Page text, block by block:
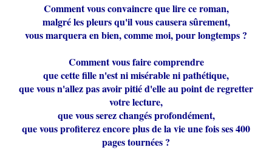
Comment vous convaincre que lire ce roman,
malgré les pleurs qu'il vous causera sûrement,
vous marquera en bien, comme moi, pour longtemps ?
Comment vous faire comprendre
que cette fille n'est ni misérable ni pathétique,
que vous n'allez pas avoir pitié d'elle au point de regretter
votre lecture,
que vous serez changés profondément,
que vous profiterez encore plus de la vie une fois ses 400
pages tournées ?